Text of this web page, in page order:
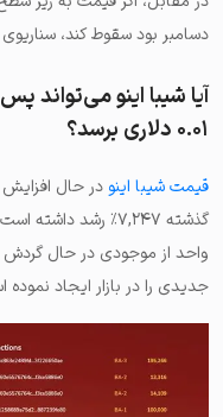
دسامبر بود سقوط کند،
آیا شیبا اینو
۰.۰۱ دلاری برسد؟
قیمت شیبا اینو در حال افزایش
جدیدی را در بازار ایجاد